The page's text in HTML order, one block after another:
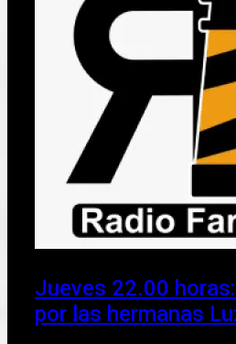
Jueves 22.00
por las hermanas